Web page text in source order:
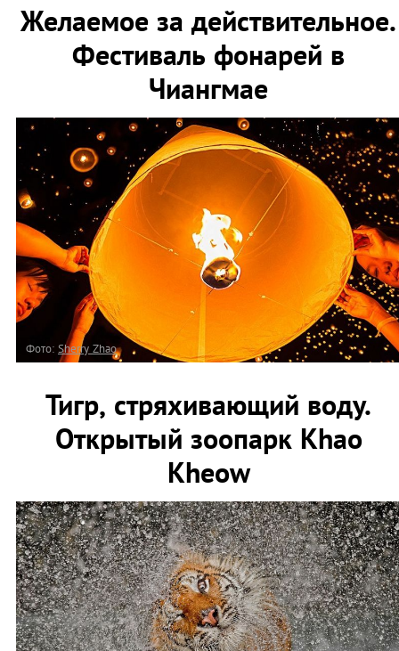
Желаемое за действительное.
Фестиваль фонарей в
Чиангмае
Фото: Sherry Zhao
Тигр, стряхивающий воду.
Открытый зоопарк Khao
Kheow